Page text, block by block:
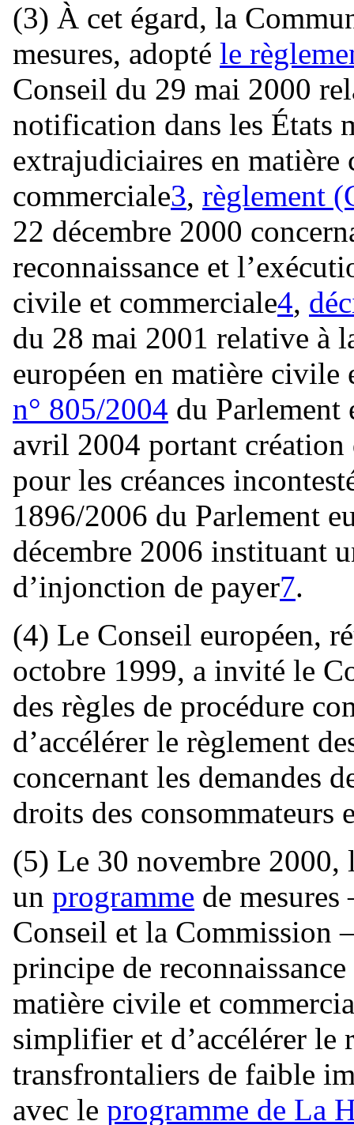
(3) À cet égard, la
mesures, adopté le
Conseil du 29 mai 2000
notification dans les États
extrajudiciaires en matière
commerciale3, règlement
22 décembre 2000
reconnaissance et
civile et commerciale4,
du 28 mai 2001 relative à
européen en matière civile
n° 805/2004 du Parlement
avril 2004 portant création
pour les créances
1896/2006 du Parlement
décembre 2006 instituant
d’injonction de payer7.
(4) Le Conseil européen,
octobre 1999, a invité le
des règles de procédure
d’accélérer le règlement
concernant les demandes
droits des consommateurs
(5) Le 30 novembre 2000,
un programme de
Conseil et la
principe de
matière civile et
simplifier et d’accélérer le
transfrontaliers de faible
avec le programme de La